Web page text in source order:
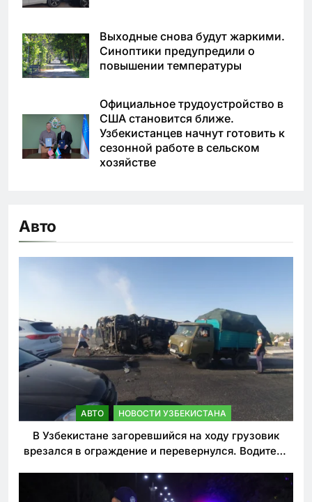
Выходные снова будут жаркими.
Синоптики предупредили о
повышении температуры
Официальное трудоустройство в
США становится ближе.
Узбекистанцев начнут готовить к
сезонной работе в сельском
хозяйстве
Авто
АВТО НОВОСТИ УЗБЕКИСТАНА
В Узбекистане загоревшийся на ходу грузовик
врезался в ограждение и перевернулся. Водитель